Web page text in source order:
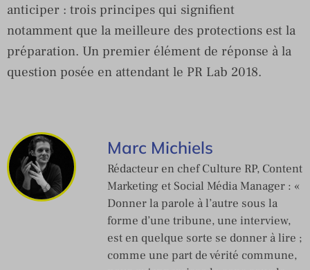
anticiper : trois principes qui signifient
notamment que la meilleure des protections est la
préparation. Un premier élément de réponse à la
question posée en attendant le PR Lab 2018.
Marc Michiels
Rédacteur en chef Culture RP, Content
Marketing et Social Média Manager : «
Donner la parole à l’autre sous la
forme d’une tribune, une interview,
est en quelque sorte se donner à lire ;
comme une part de vérité commune,